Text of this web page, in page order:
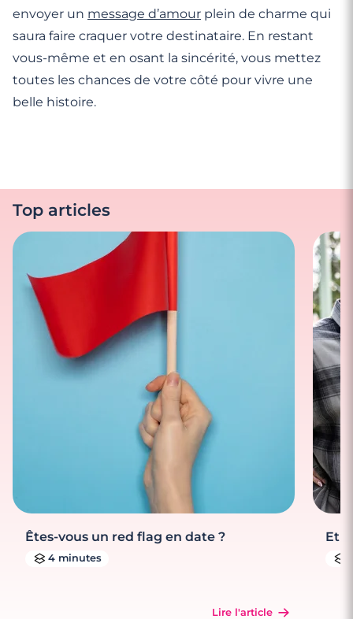
envoyer un message d’amour plein de charme qui
saura faire craquer votre destinataire. En restant
vous-même et en osant la sincérité, vous mettez
toutes les chances de votre côté pour vivre une
belle histoire.
Top articles
Êtes-vous un red flag en date ?
4 minutes
Lire l'article
Et